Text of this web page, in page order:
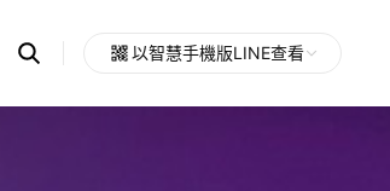
Search
OpenChats
messages
search
以智慧手機版LINE查看